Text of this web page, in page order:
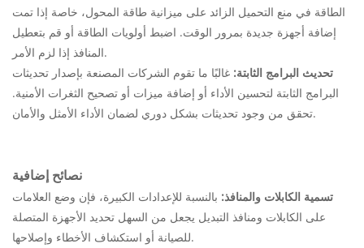
الطاقة في منع التحميل الزائد على ميزانية طاقة المحول، خاصة إذا تمت
إضافة أجهزة جديدة بمرور الوقت. اضبط أولويات الطاقة أو قم بتعطيل
المنافذ إذا لزم الأمر.
تحديث البرامج الثابتة: غالبًا ما تقوم الشركات المصنعة بإصدار تحديثات
البرامج الثابتة لتحسين الأداء أو إضافة ميزات أو تصحيح الثغرات الأمنية.
تحقق من وجود تحديثات بشكل دوري لضمان الأداء الأمثل والأمان.
نصائح إضافية
تسمية الكابلات والمنافذ: بالنسبة للإعدادات الكبيرة، فإن وضع العلامات
على الكابلات ومنافذ التبديل يجعل من السهل تحديد الأجهزة المتصلة
للصيانة أو استكشاف الأخطاء وإصلاحها.